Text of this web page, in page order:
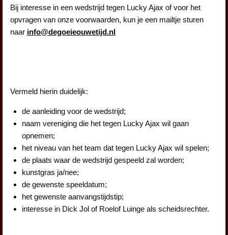
Bij interesse in een wedstrijd tegen Lucky Ajax of voor het
opvragen van onze voorwaarden, kun je een mailtje sturen
naar info@degoeieouwetijd.nl
Vermeld hierin duidelijk:
de aanleiding voor de wedstrijd;
naam vereniging die het tegen Lucky Ajax wil gaan
opnemen;
het niveau van het team dat tegen Lucky Ajax wil spelen;
de plaats waar de wedstrijd gespeeld zal worden;
kunstgras ja/nee;
de gewenste speeldatum;
het gewenste aanvangstijdstip;
interesse in Dick Jol of Roelof Luinge als scheidsrechter.